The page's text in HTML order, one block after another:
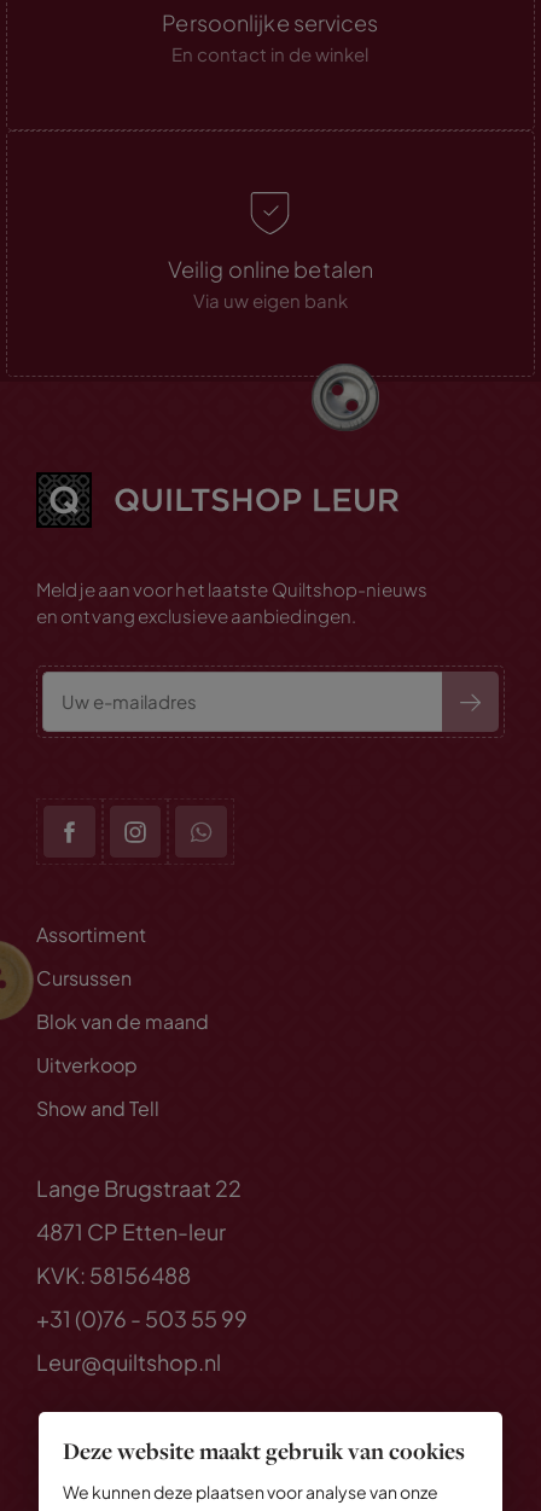
Deze website maakt gebruik van cookies
We kunnen deze plaatsen voor analyse van onze
Persoonlijke services
En contact in de winkel
Veilig online betalen
Via uw eigen bank
Meld je aan voor het laatste Quiltshop-nieuws
en ontvang exclusieve aanbiedingen.
Assortiment
Cursussen
Blok van de maand
Uitverkoop
Show and Tell
Lange Brugstraat 22
4871 CP Etten-leur
KVK: 58156488
+31 (0)76 - 503 55 99
Leur@quiltshop.nl